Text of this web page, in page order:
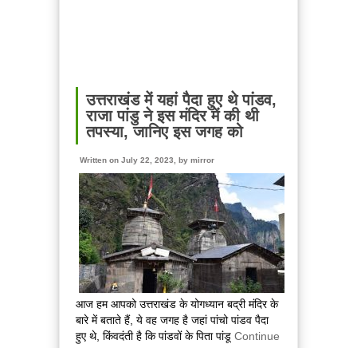
उत्तराखंड में यहां पैदा हुए थे पांडव,
राजा पांडु ने इस मंदिर में की थी
तपस्या, जानिए इस जगह को
Written on July 22, 2023, by mirror
आज हम आपको उत्तराखंड के योगध्यान बद्री मंदिर के
बारे में बताते हैं, ये वह जगह है जहां पांचो पांडव पैदा
हुए थे, किंवदंती है कि पांडवों के पिता पांडू Continue